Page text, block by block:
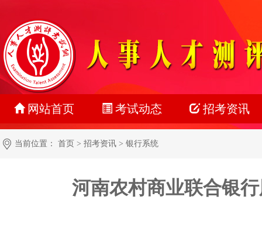
网站首页 考试动态
最新动态
准考证打印
招考资讯
教师系统
当前位置： 首页 > 招考资讯 > 银行系统
河南农村商业联合银